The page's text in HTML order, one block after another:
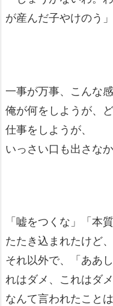
が産んだ子やけのう」
一事が万事、こんな感
俺が何をしようが、
仕事をしようが、
いっさい口も出さなか
「嘘をつくな」「本
たたき込まれたけど、
それ以外で、「ああ
れはダメ、これはダメ
なんて言われたこと